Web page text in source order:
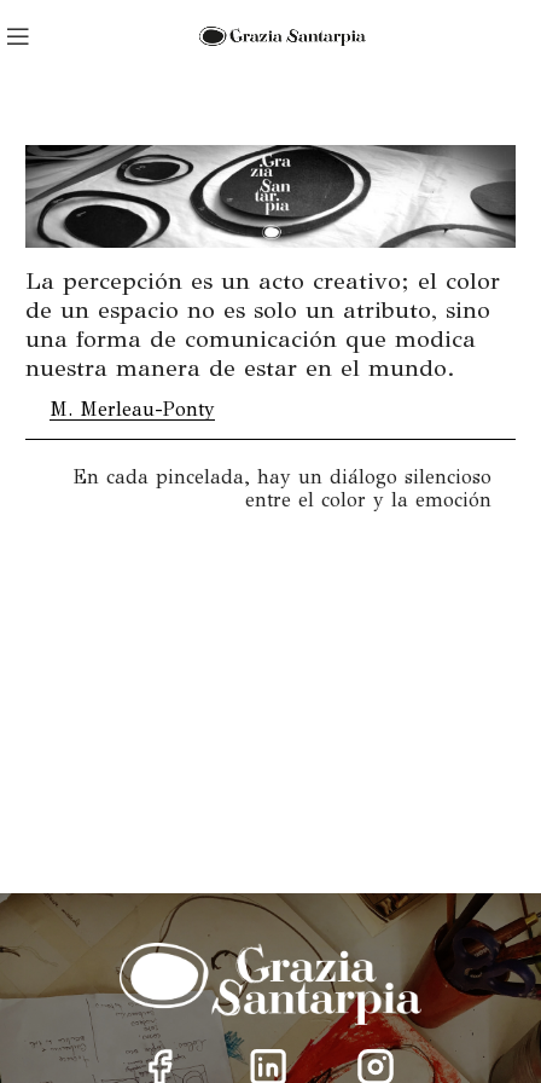
La percepción es un acto creativo; el color
de un espacio no es solo un atributo, sino
una forma de comunicación que modica
nuestra manera de estar en el mundo.
M. Merleau-Ponty
En cada pincelada, hay un diálogo silencioso
entre el color y la emoción